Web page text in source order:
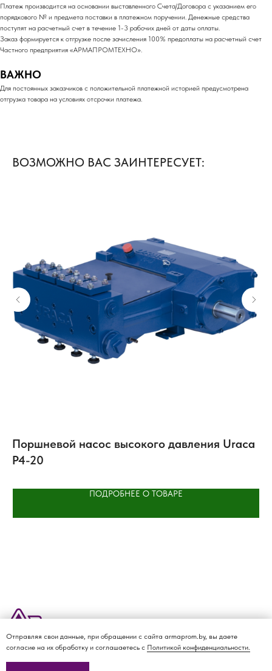
Платеж производится на основании выставленного Счета/Договора с указанием его
порядкового № и предмета поставки в платежном поручении. Денежные средства
поступят на расчетный счет в течение 1-3 рабочих дней от даты оплаты.
Заказ формируется к отгрузке после зачисления 100% предоплаты на расчетный счет
Частного предприятия «АРМАПРОМТЕХНО».
ВАЖНО
Для постоянных заказчиков с положительной платежной историей предусмотрена
отгрузка товара на условиях отсрочки платежа.
ВОЗМОЖНО ВАС ЗАИНТЕРЕСУЕТ:
Поршневой насос высокого давления Uraca
P4-20
ПОДРОБНЕЕ О ТОВАРЕ
Политика
конфиденциальности
О КОМПАНИИ ДОСТАВКА И ОПЛАТА КОНТАКТЫ
Отправляя свои данные, при обращении с сайта armaprom.by, вы даете
согласие на их обработку и соглашаетесь с Политикой конфиденциальности.